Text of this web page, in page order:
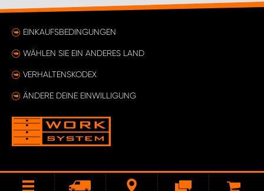
EINKAUFSBEDINGUNGEN
WÄHLEN SIE EIN ANDERES LAND
VERHALTENSKODEX
ÄNDERE DEINE EINWILLIGUNG